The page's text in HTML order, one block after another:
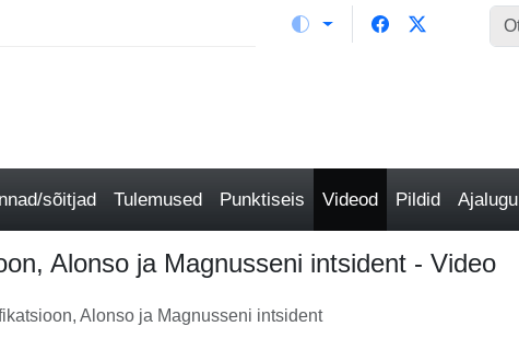
sõitjad Tulemused Punktiseis Videod Pildid Ajalugu
Alonso ja Magnusseni intsident - Video
Alonso ja Magnusseni intsident